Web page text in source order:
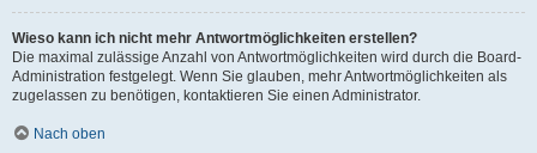
Wieso kann ich nicht mehr Antwortmöglichkeiten erstellen?
Die maximal zulässige Anzahl von Antwortmöglichkeiten wird durch die Board-
Administration festgelegt. Wenn Sie glauben, mehr Antwortmöglichkeiten als
zugelassen zu benötigen, kontaktieren Sie einen Administrator.
Nach oben